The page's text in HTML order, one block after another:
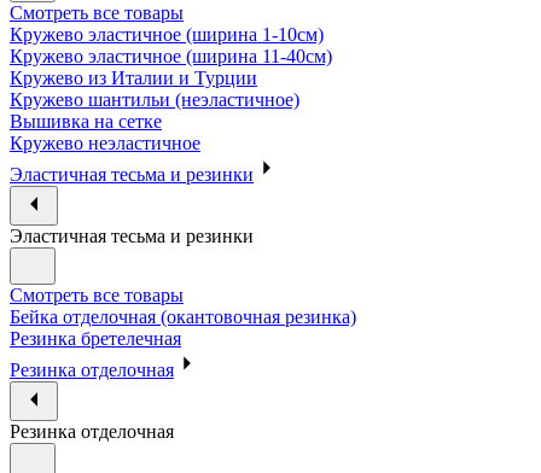
Смотреть все товары
Кружево эластичное (ширина 1-10см)
Кружево эластичное (ширина 11-40см)
Кружево из Италии и Турции
Кружево шантильи (неэластичное)
Вышивка на сетке
Кружево неэластичное
Эластичная тесьма и резинки
Эластичная тесьма и резинки
Смотреть все товары
Бейка отделочная (окантовочная резинка)
Резинка бретелечная
Резинка отделочная
Резинка отделочная